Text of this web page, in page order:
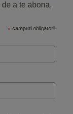
a te abona.
* campuri obligatorii